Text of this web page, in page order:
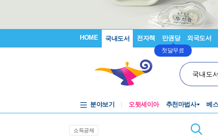
HOME 국내도서 전자책 만권당
첫달무료
외국도서
국내도
분야보기 오뒷세이아 추천마법사 베
소득공제